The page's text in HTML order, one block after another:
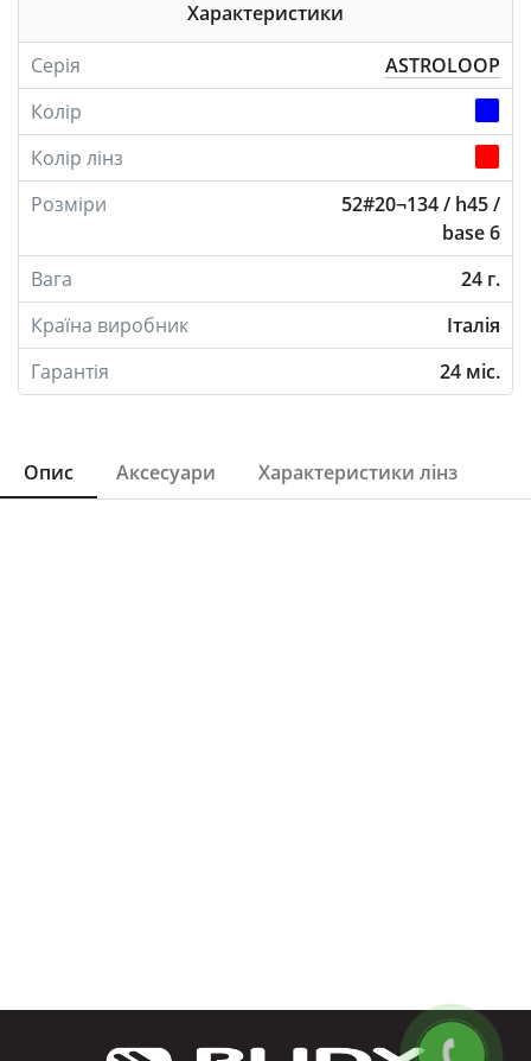
Характеристики
Серія
ASTROLOOP
Колір
Колір лінз
Розміри
52#20¬134 / h45 /
base 6
Вага
24 г.
Країна виробник
Італія
Гарантія
24 міс.
Опис Аксесуари Характеристики лінз